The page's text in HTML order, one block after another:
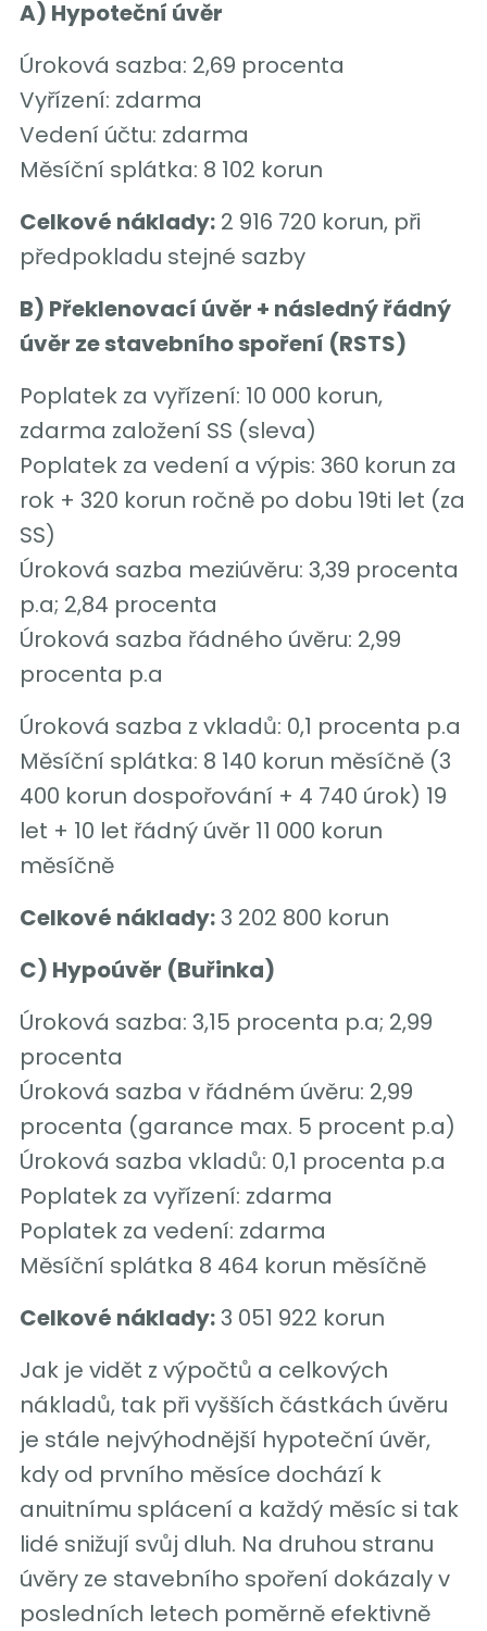
A) Hypoteční úvěr
Úroková sazba: 2,69 procenta
Vyřízení: zdarma
Vedení účtu: zdarma
Měsíční splátka: 8 102 korun
Celkové náklady:2 916 720 korun, při
předpokladu stejné sazby
B) Překlenovací úvěr + následný řádný
úvěr ze stavebního spoření (RSTS)
Poplatek za vyřízení: 10 000 korun,
zdarma založení SS (sleva)
Poplatek za vedení a výpis: 360 korun za
rok + 320 korun ročně po dobu 19ti let (za
SS)
Úroková sazba meziúvěru: 3,39 procenta
p.a; 2,84 procenta
Úroková sazba řádného úvěru: 2,99
procenta p.a
Úroková sazba z vkladů: 0,1 procenta p.a
Měsíční splátka: 8 140 korun měsíčně (3
400 korun dospořování + 4 740 úrok) 19
let + 10 let řádný úvěr 11 000 korun
měsíčně
Celkové náklady:3 202 800 korun
C) Hypoúvěr (Buřinka)
Úroková sazba: 3,15 procenta p.a; 2,99
procenta
Úroková sazba v řádném úvěru: 2,99
procenta (garance max. 5 procent p.a)
Úroková sazba vkladů: 0,1 procenta p.a
Poplatek za vyřízení: zdarma
Poplatek za vedení: zdarma
Měsíční splátka 8 464 korun měsíčně
Celkové náklady:3 051 922 korun
Jak je vidět z výpočtů a celkových
nákladů, tak při vyšších částkách úvěru
je stále nejvýhodnější hypoteční úvěr,
kdy od prvního měsíce dochází k
anuitnímu splácení a každý měsíc si tak
lidé snižují svůj dluh. Na druhou stranu
úvěry ze stavebního spoření dokázaly v
posledních letech poměrně efektivně